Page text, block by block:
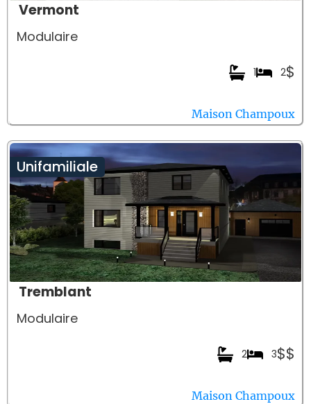
Vermont
Modulaire
$
2
1
Maison Champoux
Unifamiliale
Tremblant
Modulaire
$$
3
2
Maison Champoux